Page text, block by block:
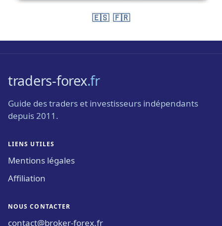
🇪🇸 🇫🇷
traders-forex.fr
Guide des traders et investisseurs indépendants
depuis 2011.
LIENS UTILES
Mentions légales
Affiliation
NOUS CONTACTER
contact@broker-forex.fr